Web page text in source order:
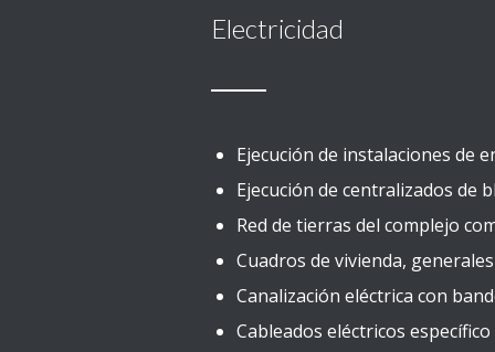
Electricidad
Ejecución de instalaciones de
Ejecución de centralizados de
Red de tierras del complejo
Cuadros de vivienda,
Canalización eléctrica con
Cableados eléctricos